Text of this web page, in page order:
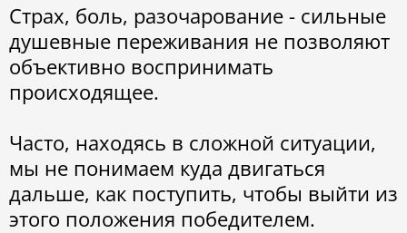
Страх, боль, разочарование - сильные
душевные переживания не позволяют
объективно воспринимать
происходящее.
Часто, находясь в сложной ситуации,
мы не понимаем куда двигаться
дальше, как поступить, чтобы выйти из
этого положения победителем.